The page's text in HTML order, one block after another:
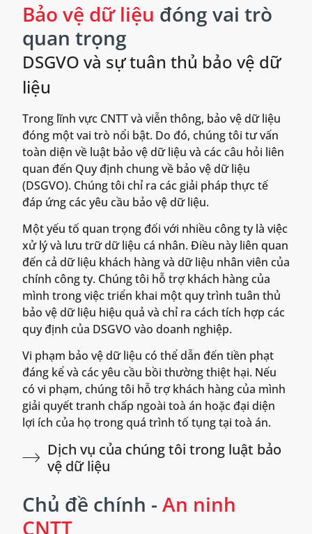
Bảo vệ dữ liệu đóng vai trò
quan trọng
DSGVO và sự tuân thủ bảo vệ dữ
liệu
Trong lĩnh vực CNTT và viễn thông, bảo vệ dữ liệu
đóng một vai trò nổi bật. Do đó, chúng tôi tư vấn
toàn diện về luật bảo vệ dữ liệu và các câu hỏi liên
quan đến Quy định chung về bảo vệ dữ liệu
(DSGVO). Chúng tôi chỉ ra các giải pháp thực tế
đáp ứng các yêu cầu bảo vệ dữ liệu.
Một yếu tố quan trọng đối với nhiều công ty là việc
xử lý và lưu trữ dữ liệu cá nhân. Điều này liên quan
đến cả dữ liệu khách hàng và dữ liệu nhân viên của
chính công ty. Chúng tôi hỗ trợ khách hàng của
mình trong việc triển khai một quy trình tuân thủ
bảo vệ dữ liệu hiệu quả và chỉ ra cách tích hợp các
quy định của DSGVO vào doanh nghiệp.
Vi phạm bảo vệ dữ liệu có thể dẫn đến tiền phạt
đáng kể và các yêu cầu bồi thường thiệt hại. Nếu
có vi phạm, chúng tôi hỗ trợ khách hàng của mình
giải quyết tranh chấp ngoài toà án hoặc đại diện
lợi ích của họ trong quá trình tố tụng tại toà án.
Dịch vụ của chúng tôi trong luật bảo
vệ dữ liệu
Chủ đề chính - An ninh
CNTT